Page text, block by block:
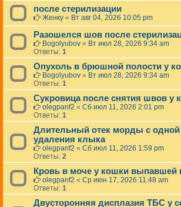
после стерилизации
Женку « Вт авг 04, 2026 10:05 pm
Разошелся шов после
Bogolyubov « Вт июл 28, 2026 9:34 am
Ответы: 1
Опухоль в брюшной полости у
Bogolyubov « Вт июл 28, 2026 9:34 am
Ответы: 1
Сукровица после снятия швов у
olegpanf2 « Сб июл 11, 2026 2:01 pm
Ответы: 1
Длительный отек морды с
удаления клыка
olegpanf2 « Сб июл 11, 2026 1:59 pm
Ответы: 2
Кровь в моче у кошки выпавшей
olegpanf2 « Ср июн 17, 2026 11:48 am
Ответы: 1
Двусторонняя дисплазия ТБС у